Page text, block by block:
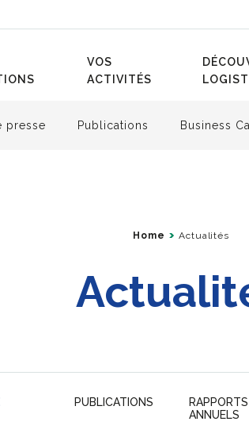
VOS
ACTIVITÉS
presse Publications Business
Home Actualités
PUBLICATIONS
RAPPORTS
ANNUELS